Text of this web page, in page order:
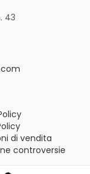
43
di vendita
controversie